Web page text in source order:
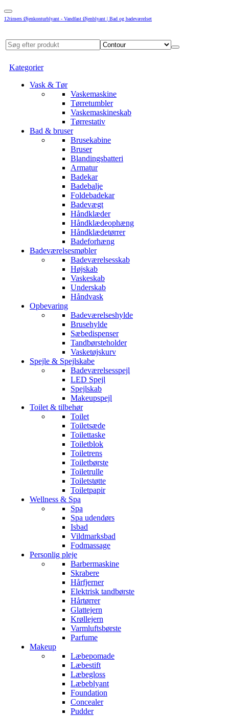
12timers Øjenkonturblyant - Vandfast Øjenblyant | Bad og badeværelset
Kategorier
Vask & Tør
Vaskemaskine
Tørretumbler
Vaskemaskineskab
Tørrestativ
Bad & bruser
Brusekabine
Bruser
Blandingsbatteri
Armatur
Badekar
Badebalje
Foldebadekar
Badevægt
Håndklæder
Håndklædeophæng
Håndklædetørrer
Badeforhæng
Badeværelsesmøbler
Badeværelsesskab
Højskab
Vaskeskab
Underskab
Håndvask
Opbevaring
Badeværelseshylde
Brusehylde
Sæbedispenser
Tandbørsteholder
Vasketøjskurv
Spejle & Spejlskabe
Badeværelsesspejl
LED Spejl
Spejlskab
Makeupspejl
Toilet & tilbehør
Toilet
Toiletsæde
Toilettaske
Toiletblok
Toiletrens
Toiletbørste
Toiletrulle
Toiletstøtte
Toiletpapir
Wellness & Spa
Spa
Spa udendørs
Isbad
Vildmarksbad
Fodmassage
Personlig pleje
Barbermaskine
Skrabere
Hårfjerner
Elektrisk tandbørste
Hårtørrer
Glattejern
Krøllejern
Varmluftsbørste
Parfume
Makeup
Læbepomade
Læbestift
Læbegloss
Læbeblyant
Foundation
Concealer
Pudder